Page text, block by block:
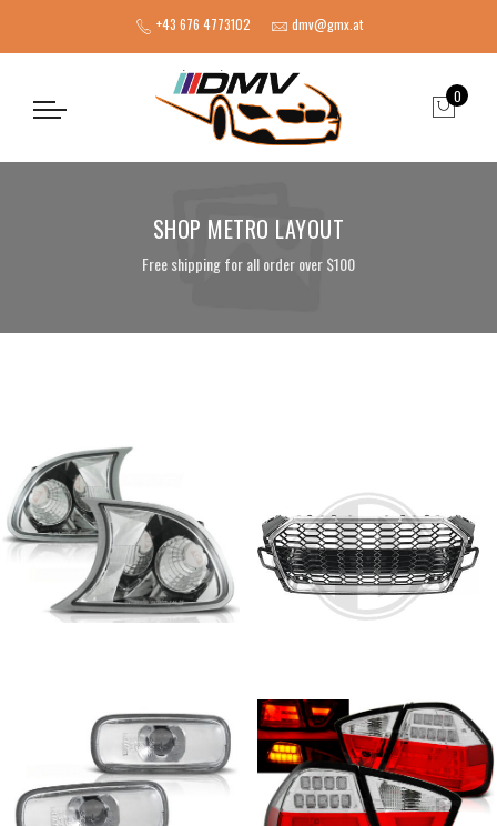
+43 676 4773102 dmv@gmx.at
0
SHOP METRO LAYOUT
Free shipping for all order over $100